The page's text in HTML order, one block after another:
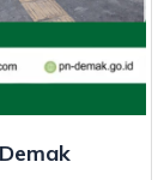
Demak